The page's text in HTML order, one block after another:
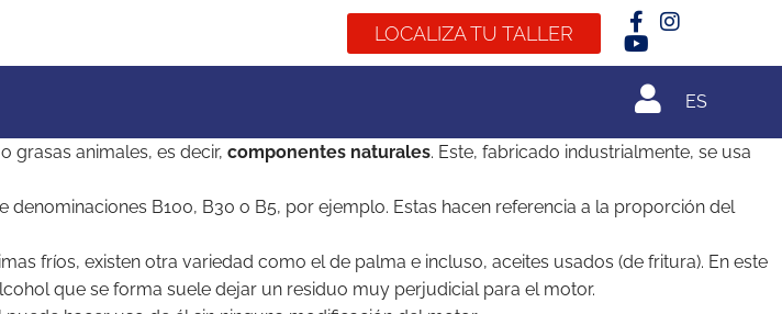
LOCALIZA TU TALLER
ES
grasas animales, es decir, componentes naturales. Este, fabricado industrialmente, se usa
B100, B30 o B5, por ejemplo. Estas hacen referencia a la proporción del
fríos, existen otra variedad como el de palma e incluso, aceites usados (de fritura). En este
que se forma suele dejar un residuo muy perjudicial para el motor.